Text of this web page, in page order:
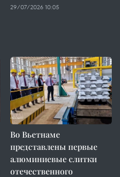
29/07/2026 10:05
Во Вьетнаме
представлены первые
алюминиевые слитки
отечественного